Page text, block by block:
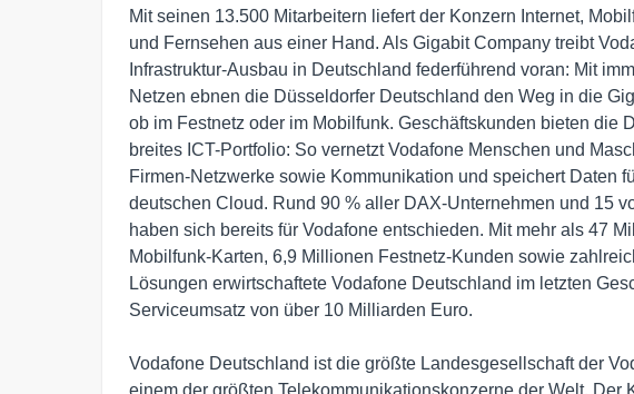
Mit seinen 13.500 Mitarbeitern liefert der Konzern Internet,
und Fernsehen aus einer Hand. Als Gigabit Company treibt
Infrastruktur-Ausbau in Deutschland federführend voran: Mit
Netzen ebnen die Düsseldorfer Deutschland den Weg in die
ob im Festnetz oder im Mobilfunk. Geschäftskunden bieten die
breites ICT-Portfolio: So vernetzt Vodafone Menschen und
Firmen-Netzwerke sowie Kommunikation und speichert Daten
deutschen Cloud. Rund 90 % aller DAX-Unternehmen und 15
haben sich bereits für Vodafone entschieden. Mit mehr als 47
Mobilfunk-Karten, 6,9 Millionen Festnetz-Kunden sowie
Lösungen erwirtschaftete Vodafone Deutschland im letzten
Serviceumsatz von über 10 Milliarden Euro.
Vodafone Deutschland ist die größte Landesgesellschaft der
einem der größten Telekommunikationskonzerne der Welt. Der